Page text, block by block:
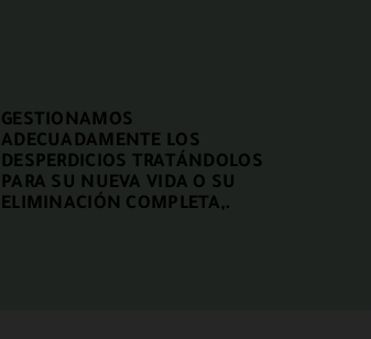
GESTIONAMOS
ADECUADAMENTE LOS
DESPERDICIOS TRATÁNDOLOS
PARA SU NUEVA VIDA O SU
ELIMINACIÓN COMPLETA,.